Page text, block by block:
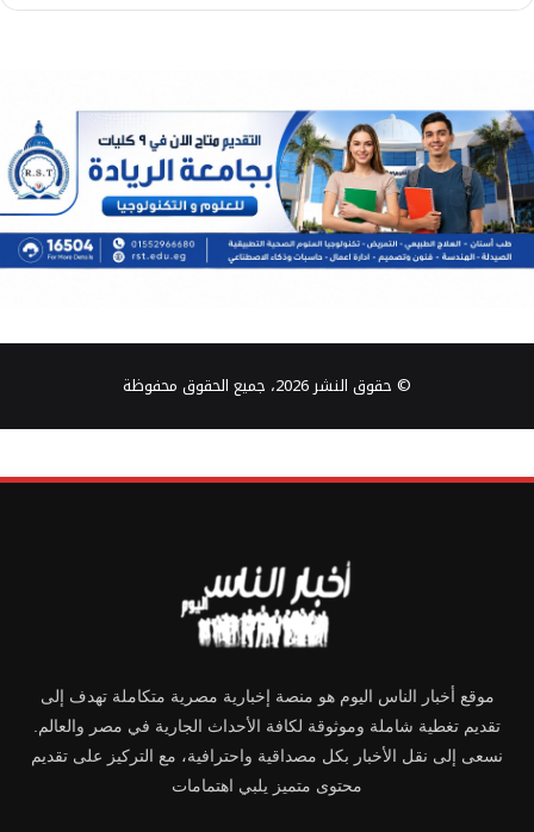
© حقوق النشر 2026، جميع الحقوق محفوظة
موقع أخبار الناس اليوم هو منصة إخبارية مصرية متكاملة تهدف إلى
تقديم تغطية شاملة وموثوقة لكافة الأحداث الجارية في مصر والعالم.
نسعى إلى نقل الأخبار بكل مصداقية واحترافية، مع التركيز على تقديم
محتوى متميز يلبي اهتمامات